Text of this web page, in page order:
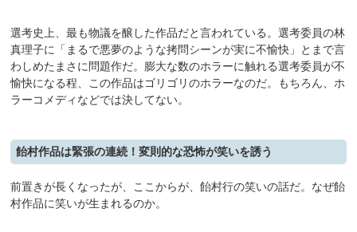
選考史上、最も物議を醸した作品だと言われている。選考委員の林
真理子に「まるで悪夢のような拷問シーンが実に不愉快」とまで言
わしめたまさに問題作だ。膨大な数のホラーに触れる選考委員が不
愉快になる程、この作品はゴリゴリのホラーなのだ。もちろん、ホ
ラーコメディなどでは決してない。
飴村作品は緊張の連続！変則的な恐怖が笑いを誘う
前置きが長くなったが、ここからが、飴村行の笑いの話だ。なぜ飴
村作品に笑いが生まれるのか。